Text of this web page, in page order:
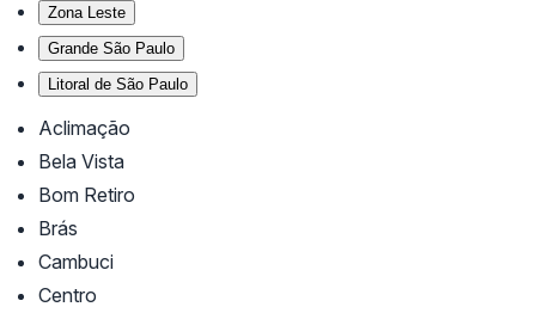
Zona Leste
Grande São Paulo
Litoral de São Paulo
Aclimação
Bela Vista
Bom Retiro
Brás
Cambuci
Centro